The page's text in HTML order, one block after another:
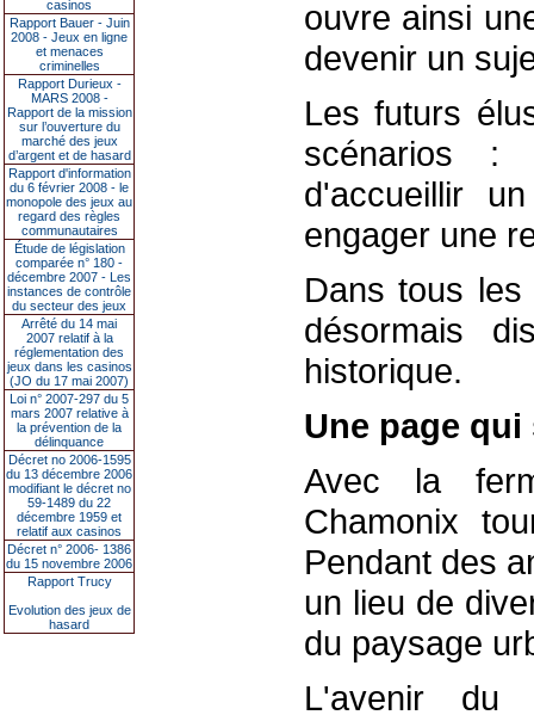
casinos
Rapport Bauer - Juin
2008 - Jeux en ligne
et menaces
criminelles
Rapport Durieux -
MARS 2008 -
Rapport de la mission
sur l’ouverture du
marché des jeux
d’argent et de hasard
Rapport d'information
du 6 février 2008 - le
monopole des jeux au
regard des règles
communautaires
Étude de législation
comparée n° 180 -
décembre 2007 - Les
instances de contrôle
du secteur des jeux
Arrêté du 14 mai
2007 relatif à la
réglementation des
jeux dans les casinos
(JO du 17 mai 2007)
Loi n° 2007-297 du 5
mars 2007 relative à
la prévention de la
délinquance
Décret no 2006-1595
du 13 décembre 2006
modifiant le décret no
59-1489 du 22
décembre 1959 et
relatif aux casinos
Décret n° 2006- 1386
du 15 novembre 2006
Rapport Trucy
Evolution des jeux de
hasard
ouvre ainsi
devenir un
Les futurs
scénarios :
d'accueillir
engager une
Dans tous
désormais
historique.
Une page
Avec la
Chamonix
Pendant des
un lieu de
du paysage
L'avenir du